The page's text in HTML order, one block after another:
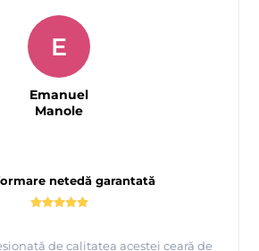
netedă garantată
de calitatea acestei ceară de
E
Emanuel
Manole